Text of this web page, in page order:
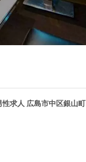
求人 広島市中区銀山町